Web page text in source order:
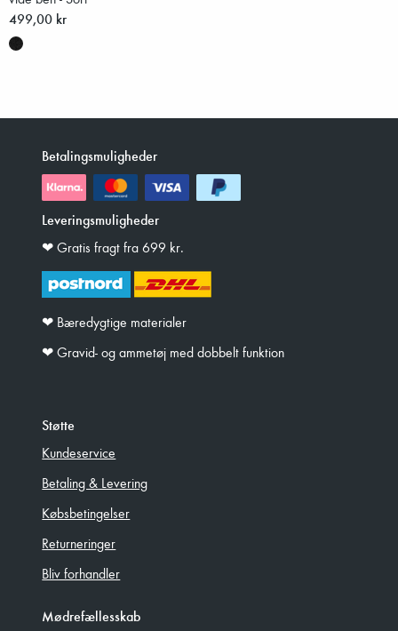
499,00 kr
Betalingsmuligheder
Leveringsmuligheder
❤︎ Gratis fragt fra 699 kr.
❤︎ Bæredygtige materialer
❤︎ Gravid- og ammetøj med dobbelt funktion
Støtte
Kundeservice
Betaling & Levering
Købsbetingelser
Returneringer
Bliv forhandler
Mødrefællesskab